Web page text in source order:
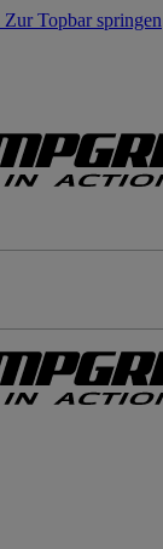
Zur Topbar springen